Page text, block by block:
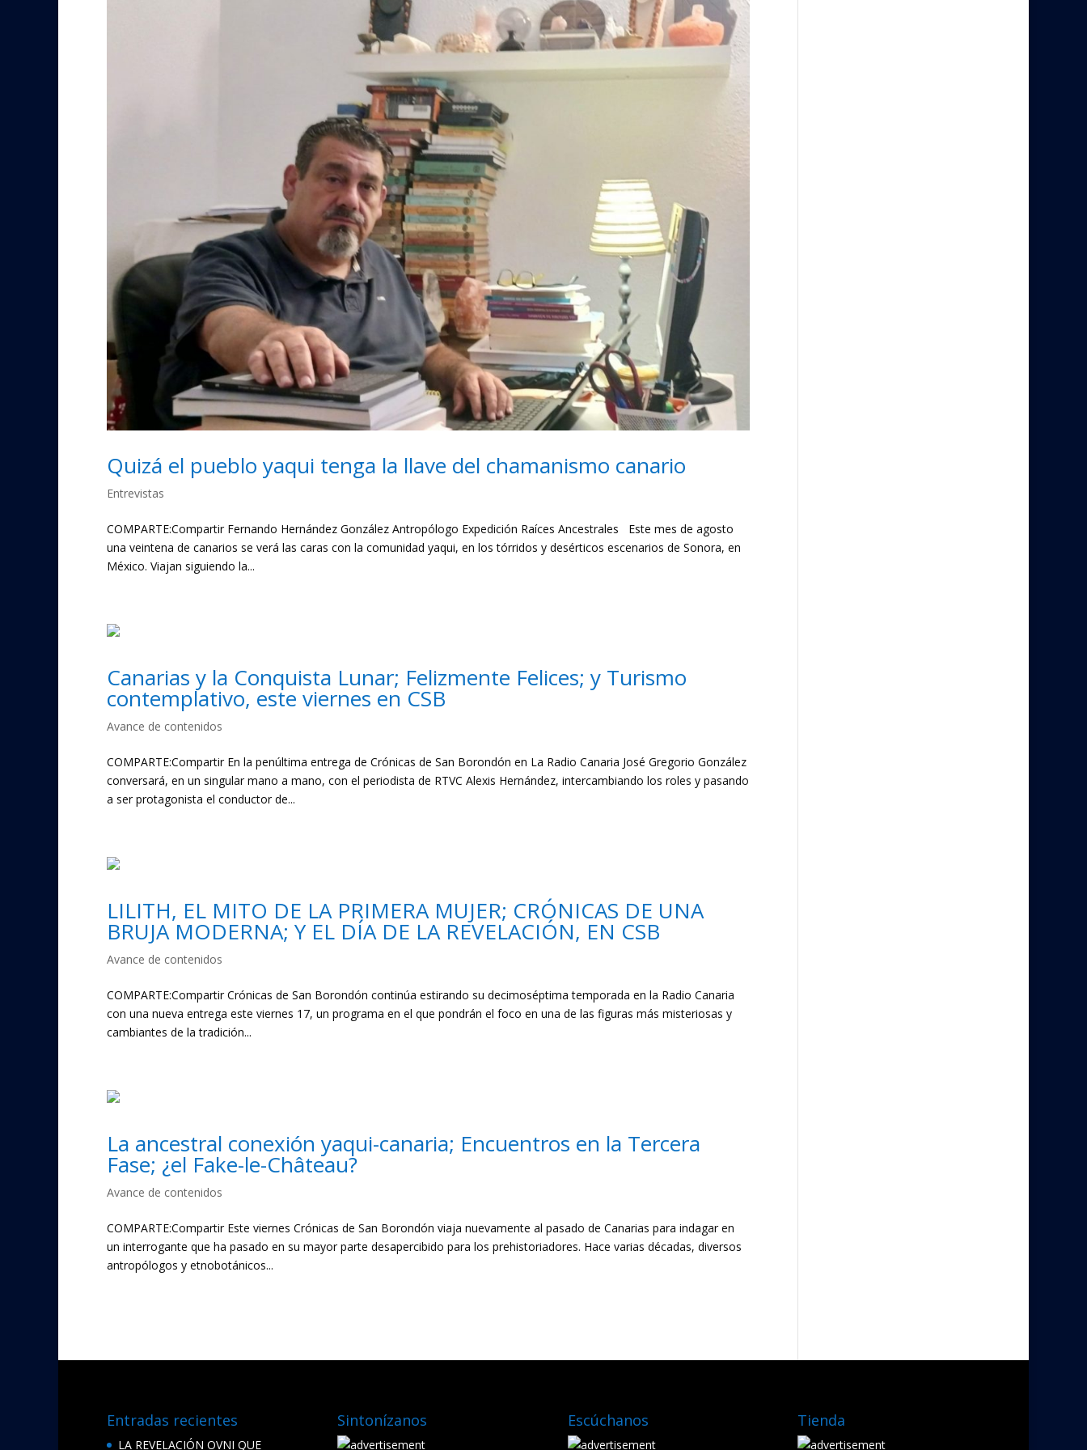
Quizá el pueblo yaqui tenga la llave del chamanismo canario
Entrevistas
COMPARTE:Compartir Fernando Hernández González Antropólogo Expedición Raíces Ancestrales Este mes de agosto
una veintena de canarios se verá las caras con la comunidad yaqui, en los tórridos y desérticos escenarios de Sonora, en
México. Viajan siguiendo la...
Canarias y la Conquista Lunar; Felizmente Felices; y Turismo
contemplativo, este viernes en CSB
Avance de contenidos
COMPARTE:Compartir En la penúltima entrega de Crónicas de San Borondón en La Radio Canaria José Gregorio González
conversará, en un singular mano a mano, con el periodista de RTVC Alexis Hernández, intercambiando los roles y pasando
a ser protagonista el conductor de...
LILITH, EL MITO DE LA PRIMERA MUJER; CRÓNICAS DE UNA
BRUJA MODERNA; Y EL DÍA DE LA REVELACIÓN, EN CSB
Avance de contenidos
COMPARTE:Compartir Crónicas de San Borondón continúa estirando su decimoséptima temporada en la Radio Canaria
con una nueva entrega este viernes 17, un programa en el que pondrán el foco en una de las figuras más misteriosas y
cambiantes de la tradición...
La ancestral conexión yaqui-canaria; Encuentros en la Tercera
Fase; ¿el Fake-le-Château?
Avance de contenidos
COMPARTE:Compartir Este viernes Crónicas de San Borondón viaja nuevamente al pasado de Canarias para indagar en
un interrogante que ha pasado en su mayor parte desapercibido para los prehistoriadores. Hace varias décadas, diversos
antropólogos y etnobotánicos...
Entradas recientes
LA REVELACIÓN OVNI QUE
Sintonízanos Escúchanos Tienda